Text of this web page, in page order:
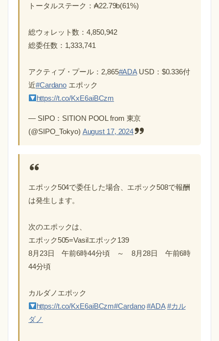
トータルステーク：₳22.79b(61%)
総ウォレット数：4,850,942
総委任数：1,333,741
アクティブ・プール：2,865#ADAUSD：$0.336付
近#Cardano エポック
https://t.co/KxE6aiBCzm
— SIPO：SITION POOL from 東京
(@SIPO_Tokyo) August 17, 2024
エポック504で委任した場合、エポック508で報酬
は発生します。
次のエポックは、
エポック505=Vasilエポック139
8月23日 午前6時44分頃 ～ 8月28日 午前6時
44分頃
カルダノエポック
https://t.co/KxE6aiBCzm#Cardano #ADA #カル
ダノ